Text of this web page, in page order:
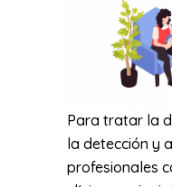
Para tratar la
la detección y
profesionales